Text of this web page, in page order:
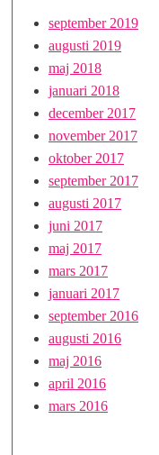
september 2019
augusti 2019
maj 2018
januari 2018
december 2017
november 2017
oktober 2017
september 2017
augusti 2017
juni 2017
maj 2017
mars 2017
januari 2017
september 2016
augusti 2016
maj 2016
april 2016
mars 2016